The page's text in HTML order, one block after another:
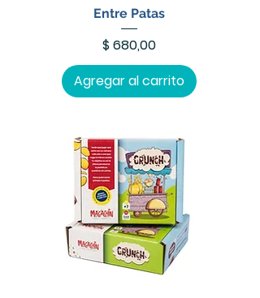
Entre Patas
Precio
$ 680,00
Agregar al carrito